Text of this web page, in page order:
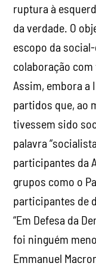
ruptura à
da verdade. O
escopo da
colaboração com
Assim, embora
partidos que, ao
tivessem sido
palavra
participantes da
grupos como o
participantes de
“Em Defesa da
foi ninguém
Emmanuel